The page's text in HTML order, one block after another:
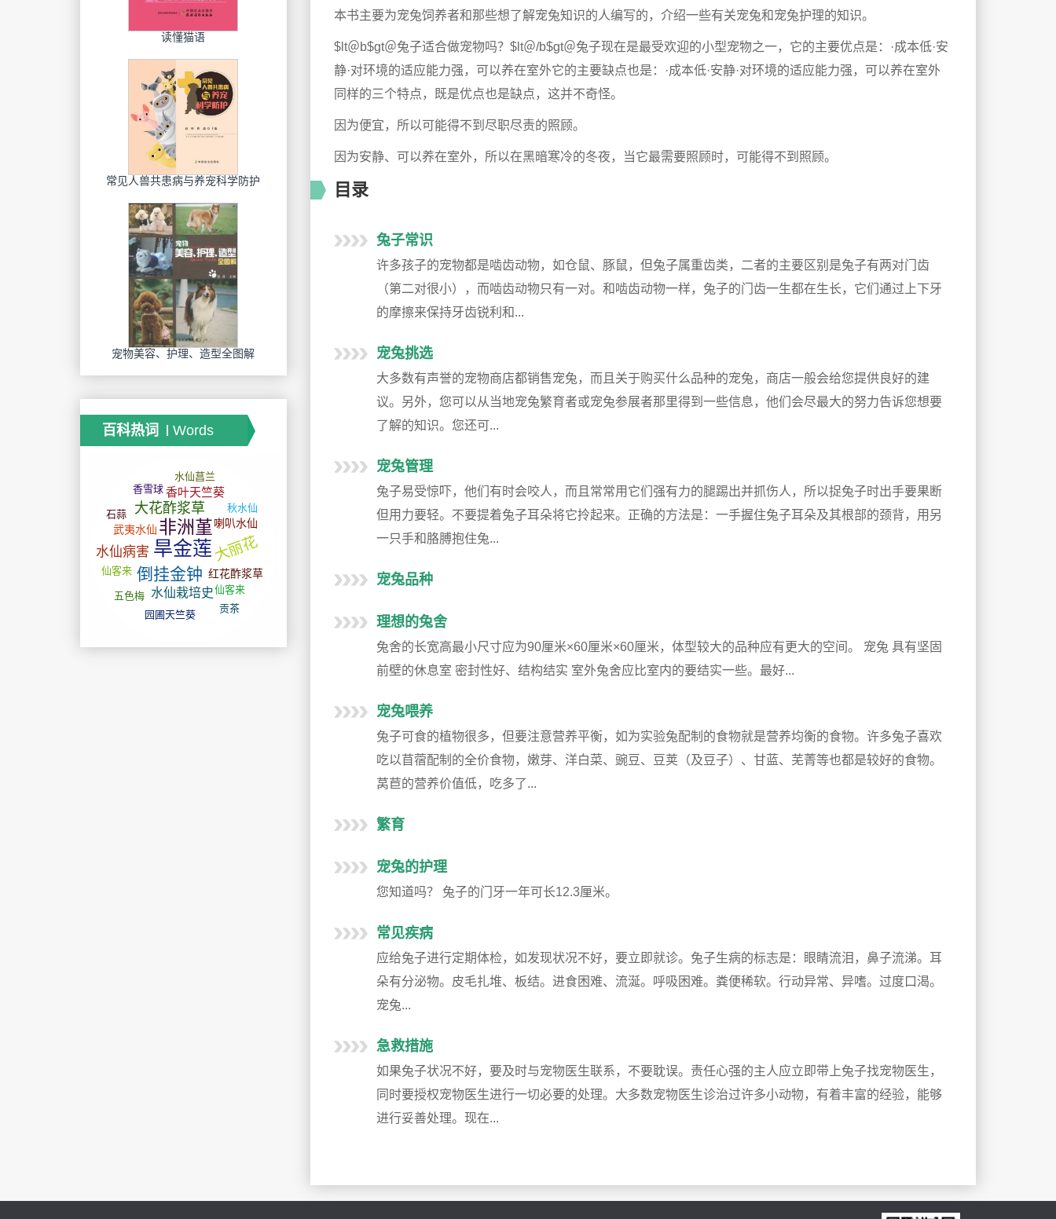
本书主要为宠兔饲养者和那些想了解宠兔知识的人编写的，介绍一些有关宠兔和宠兔护理的知识。
$lt＠b$gt＠兔子适合做宠物吗？$lt＠/b$gt＠兔子现在是最受欢迎的小型宠物之一，它的主要优点是：·成本低·安
静·对环境的适应能力强，可以养在室外它的主要缺点也是：·成本低·安静·对环境的适应能力强，可以养在室外
同样的三个特点，既是优点也是缺点，这并不奇怪。
因为便宜，所以可能得不到尽职尽责的照顾。
因为安静、可以养在室外，所以在黑暗寒冷的冬夜，当它最需要照顾时，可能得不到照顾。
目录
兔子常识
许多孩子的宠物都是啮齿动物，如仓鼠、豚鼠，但兔子属重齿类，二者的主要区别是兔子有两对门齿
（第二对很小），而啮齿动物只有一对。和啮齿动物一样，兔子的门齿一生都在生长，它们通过上下牙
的摩擦来保持牙齿锐利和...
宠兔挑选
大多数有声誉的宠物商店都销售宠兔，而且关于购买什么品种的宠兔，商店一般会给您提供良好的建
议。另外，您可以从当地宠兔繁育者或宠兔参展者那里得到一些信息，他们会尽最大的努力告诉您想要
了解的知识。您还可...
宠兔管理
兔子易受惊吓，他们有时会咬人，而且常常用它们强有力的腿踢出并抓伤人，所以捉兔子时出手要果断
但用力要轻。不要提着兔子耳朵将它拎起来。正确的方法是：一手握住兔子耳朵及其根部的颈背，用另
一只手和胳膊抱住兔...
宠兔品种
理想的兔舍
兔舍的长宽高最小尺寸应为90厘米×60厘米×60厘米，体型较大的品种应有更大的空间。 宠兔 具有坚固
前壁的休息室 密封性好、结构结实 室外兔舍应比室内的要结实一些。最好...
宠兔喂养
兔子可食的植物很多，但要注意营养平衡，如为实验兔配制的食物就是营养均衡的食物。许多兔子喜欢
吃以苜蓿配制的全价食物，嫩芽、洋白菜、豌豆、豆荚（及豆子）、甘蓝、芜菁等也都是较好的食物。
莴苣的营养价值低，吃多了...
繁育
宠兔的护理
您知道吗？ 兔子的门牙一年可长12.3厘米。
常见疾病
应给兔子进行定期体检，如发现状况不好，要立即就诊。兔子生病的标志是：眼睛流泪，鼻子流涕。耳
朵有分泌物。皮毛扎堆、板结。进食困难、流涎。呼吸困难。粪便稀软。行动异常、异嗜。过度口渴。
宠兔...
急救措施
如果兔子状况不好，要及时与宠物医生联系，不要耽误。责任心强的主人应立即带上兔子找宠物医生，
同时要授权宠物医生进行一切必要的处理。大多数宠物医生诊治过许多小动物，有着丰富的经验，能够
进行妥善处理。现在...
读懂猫语
常见人兽共患病与养宠科学防护
宠物美容、护理、造型全图解
百科热词 Words